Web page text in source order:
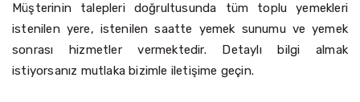
Müşterinin talepleri doğrultusunda tüm toplu yemekleri
istenilen yere, istenilen saatte yemek sunumu ve yemek
sonrası hizmetler vermektedir. Detaylı bilgi almak
istiyorsanız mutlaka bizimle iletişime geçin.